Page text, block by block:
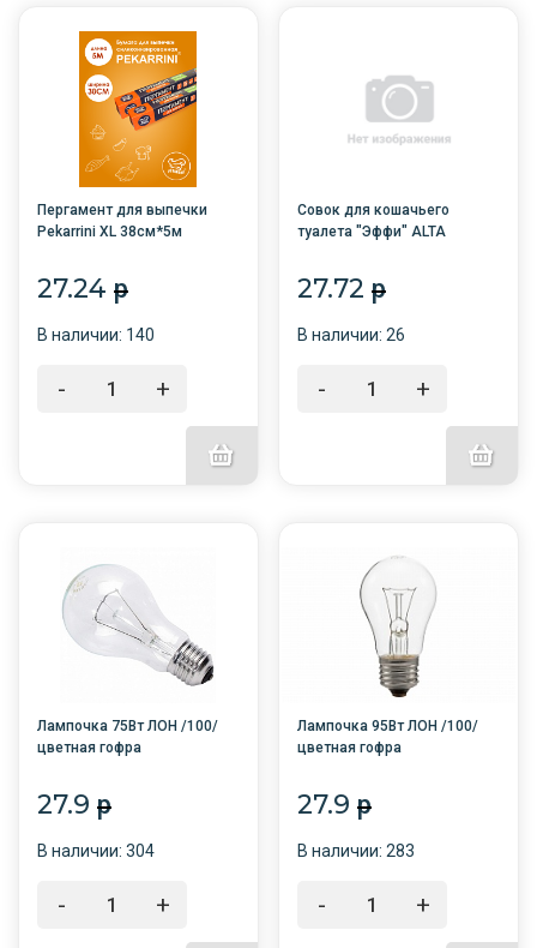
Пергамент для выпечки
Pekarrini XL 38см*5м
27.24 p
В наличии: 140
- +
Совок для кошачьего
туалета "Эффи" ALTA
Альтернатива
27.72p
В наличии: 26
- +
Лампочка 75Вт ЛОН /100/
цветная гофра
27.9 p
В наличии: 304
- +
Лампочка 95Вт ЛОН /100/
цветная гофра
27.9p
В наличии: 283
- +